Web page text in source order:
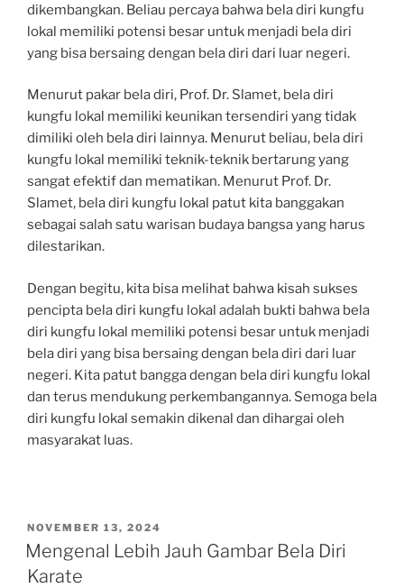
dikembangkan. Beliau percaya bahwa bela diri kungfu
lokal memiliki potensi besar untuk menjadi bela diri
yang bisa bersaing dengan bela diri dari luar negeri.
Menurut pakar bela diri, Prof. Dr. Slamet, bela diri
kungfu lokal memiliki keunikan tersendiri yang tidak
dimiliki oleh bela diri lainnya. Menurut beliau, bela diri
kungfu lokal memiliki teknik-teknik bertarung yang
sangat efektif dan mematikan. Menurut Prof. Dr.
Slamet, bela diri kungfu lokal patut kita banggakan
sebagai salah satu warisan budaya bangsa yang harus
dilestarikan.
Dengan begitu, kita bisa melihat bahwa kisah sukses
pencipta bela diri kungfu lokal adalah bukti bahwa bela
diri kungfu lokal memiliki potensi besar untuk menjadi
bela diri yang bisa bersaing dengan bela diri dari luar
negeri. Kita patut bangga dengan bela diri kungfu lokal
dan terus mendukung perkembangannya. Semoga bela
diri kungfu lokal semakin dikenal dan dihargai oleh
masyarakat luas.
POSTED
ON
NOVEMBER 13, 2024
Mengenal Lebih Jauh Gambar Bela Diri
Karate